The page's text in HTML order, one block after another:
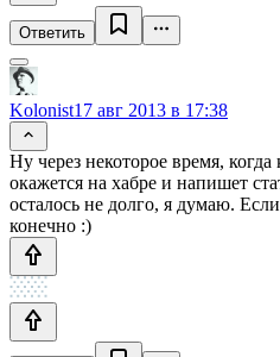
Ответить
Kolonist17 авг 2013 в 17:38
Ну через некоторое время,
окажется на хабре и напишет
осталось не долго, я думаю.
конечно :)